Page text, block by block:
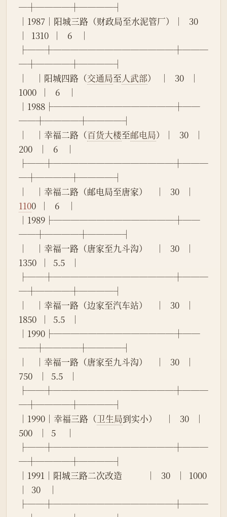
─┼────┼────┤
│1987│阳城三路（财政局至水泥管厂）│   30
│  1310  │   6    │
├──┼──────────────┼───
─┼────┼────┤
│    │阳城四路（交通局至人武部）  │   30   │
1000  │   6    │
│1988├──────────────┼──
──┼────┼────┤
│    │幸福二路（百货大楼至邮电局）│   30   │
200   │   6    │
├──┼──────────────┼───
─┼────┼────┤
1100  │   6    │
│1989├──────────────┼──
──┼────┼────┤
│    │幸福一路（唐家至九斗沟）    │   30   │
1350  │  5.5   │
├──┼──────────────┼───
─┼────┼────┤
│    │幸福一路（边家至汽车站）    │   30   │
1850  │  5.5   │
│1990├──────────────┼──
──┼────┼────┤
│    │幸福一路（唐家至九斗沟）    │   30   │
750   │  5.5   │
├──┼──────────────┼───
─┼────┼────┤
│1990│幸福三路（卫生局到实小）    │   30   │
500   │  5     │
├──┼──────────────┼───
─┼────┼────┤
│1991│阳城三路二次改造            │   30   │  1000
│  30    │
├──┼──────────────┼───